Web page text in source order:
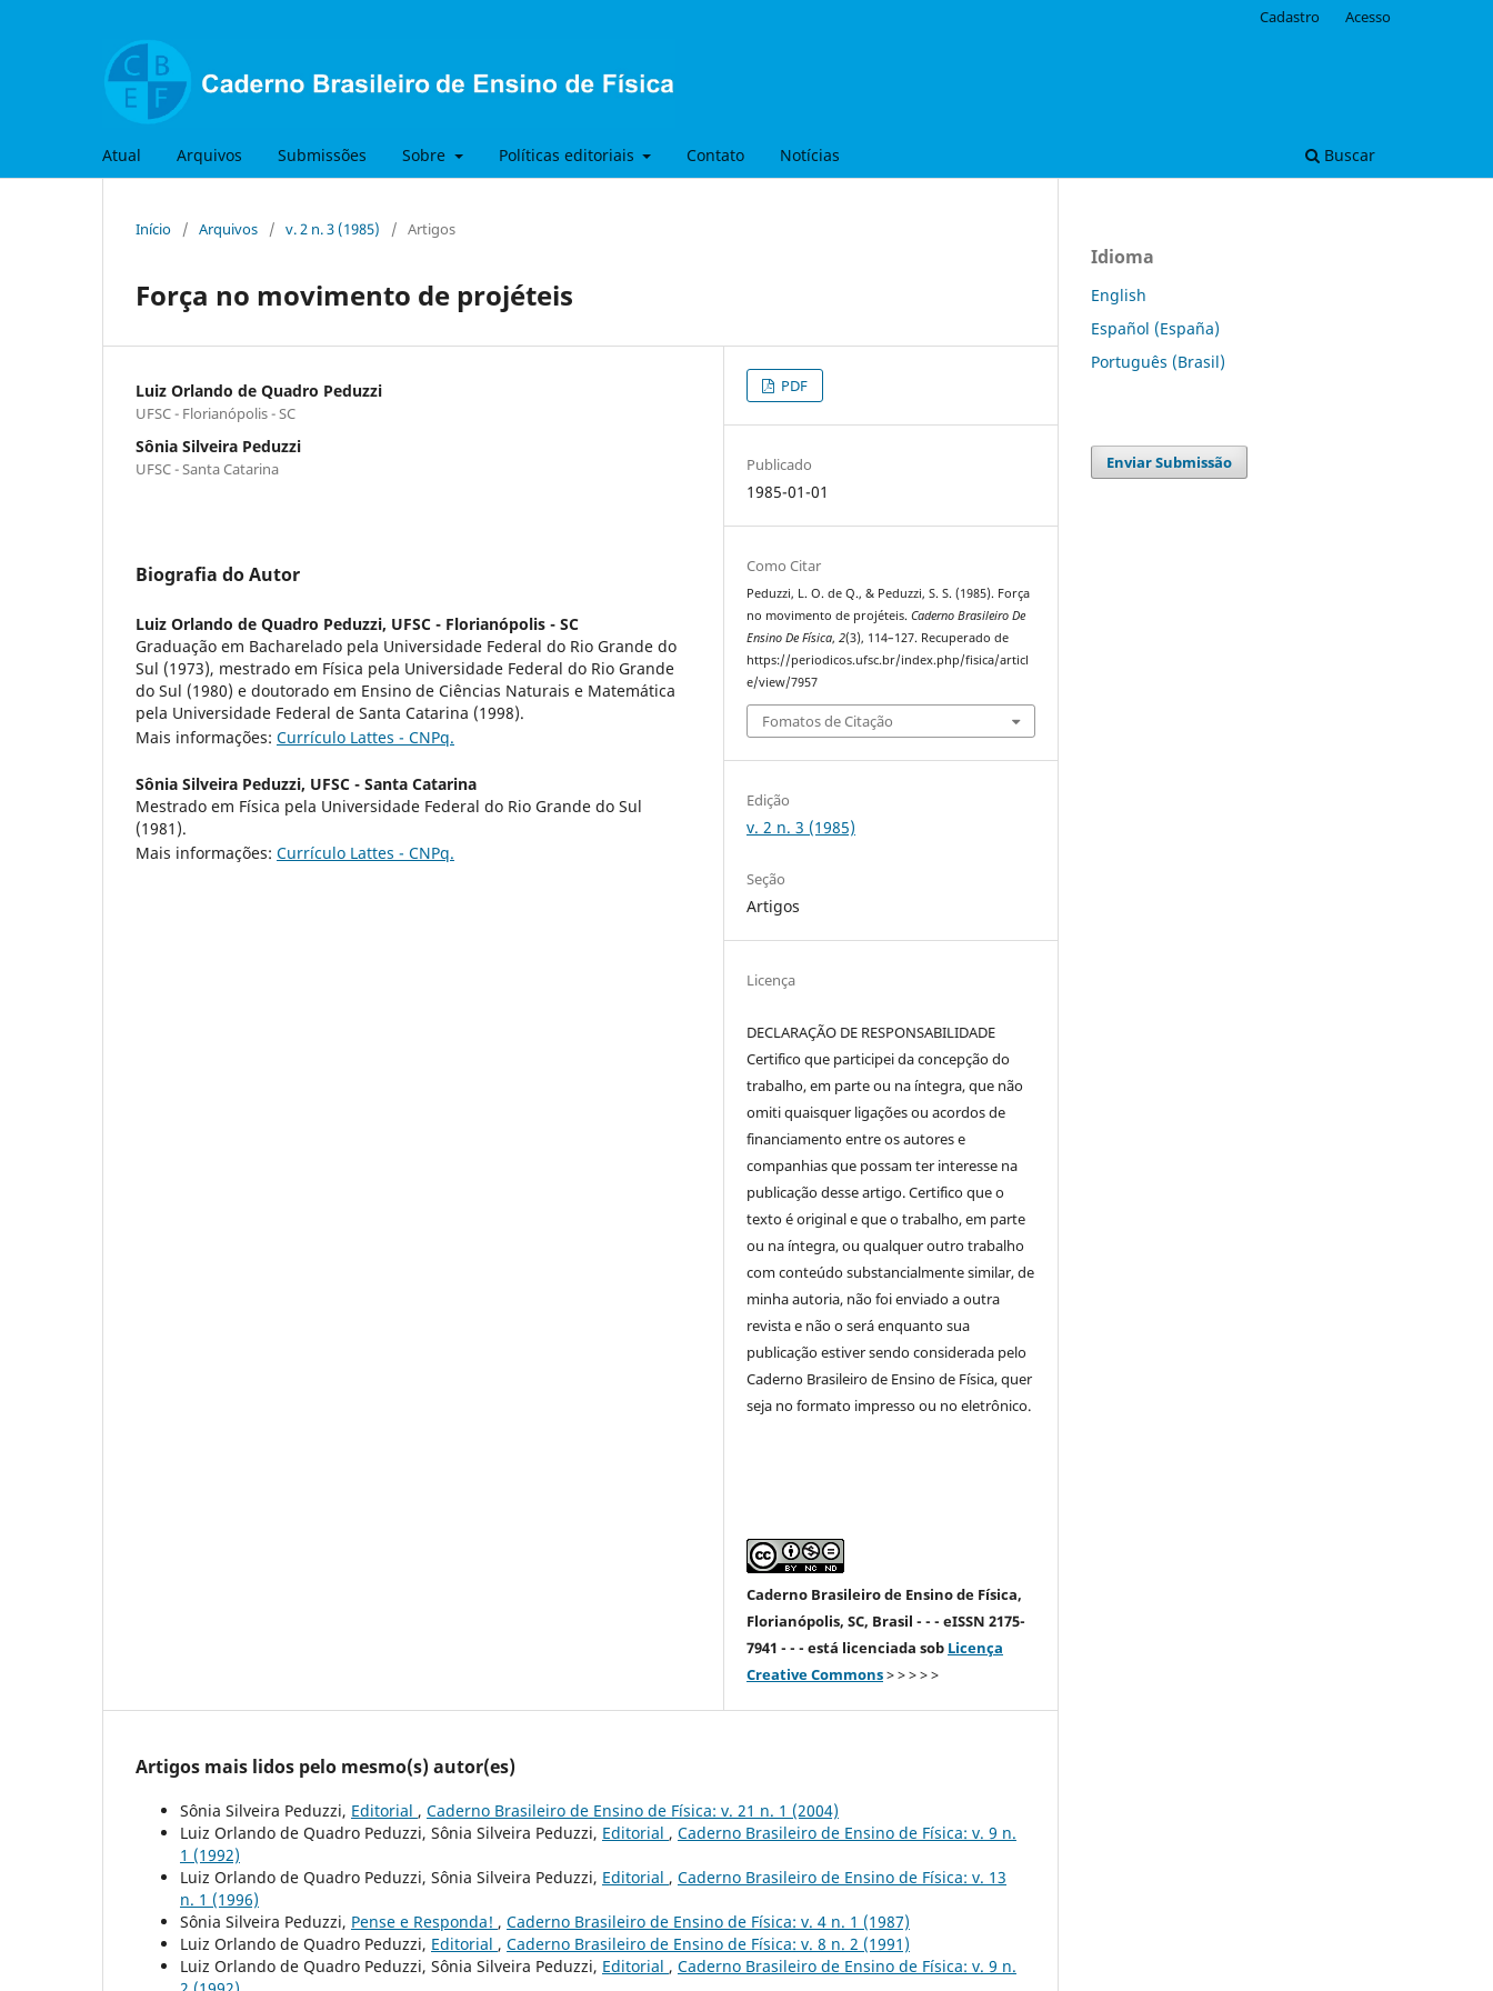
Atual Arquivos Submissões Sobre Políticas editoriais Contato Notícias Buscar
Cadastro Acesso
Início / Arquivos / v. 2 n. 3 (1985) / Artigos
Força no movimento de projéteis
Luiz Orlando de Quadro Peduzzi
UFSC - Florianópolis - SC
Sônia Silveira Peduzzi
UFSC - Santa Catarina
Biografia do Autor
Luiz Orlando de Quadro Peduzzi, UFSC - Florianópolis - SC
Graduação em Bacharelado pela Universidade Federal do Rio Grande do
Sul (1973), mestrado em Física pela Universidade Federal do Rio Grande
do Sul (1980) e doutorado em Ensino de Ciências Naturais e Matemática
pela Universidade Federal de Santa Catarina (1998).
Mais informações: Currículo Lattes - CNPq.
Sônia Silveira Peduzzi, UFSC - Santa Catarina
Mestrado em Física pela Universidade Federal do Rio Grande do Sul
(1981).
Mais informações: Currículo Lattes - CNPq.
PDF
Publicado
1985-01-01
Como Citar
Peduzzi, L. O. de Q., & Peduzzi, S. S. (1985). Força
no movimento de projéteis.Caderno Brasileiro De
Ensino De Física,2(3), 114–127. Recuperado de
https://periodicos.ufsc.br/index.php/fisica/articl
e/view/7957
Fomatos de Citação
Edição
v. 2 n. 3 (1985)
Seção
Artigos
Licença
DECLARAÇÃO DE RESPONSABILIDADE
Certifico que participei da concepção do
trabalho, em parte ou na íntegra, que não
omiti quaisquer ligações ou acordos de
financiamento entre os autores e
companhias que possam ter interesse na
publicação desse artigo. Certifico que o
texto é original e que o trabalho, em parte
ou na íntegra, ou qualquer outro trabalho
com conteúdo substancialmente similar, de
minha autoria, não foi enviado a outra
revista e não o será enquanto sua
publicação estiver sendo considerada pelo
Caderno Brasileiro de Ensino de Física, quer
seja no formato impresso ou no eletrônico.
Caderno Brasileiro de Ensino de Física,
Florianópolis, SC, Brasil - - - eISSN 2175-
7941 - - - está licenciada sob Licença
Creative Commons> > > > >
Artigos mais lidos pelo mesmo(s) autor(es)
Sônia Silveira Peduzzi, Editorial , Caderno Brasileiro de Ensino de Física: v. 21 n. 1 (2004)
Luiz Orlando de Quadro Peduzzi, Sônia Silveira Peduzzi, Editorial , Caderno Brasileiro de Ensino de Física: v. 9 n.
1 (1992)
Luiz Orlando de Quadro Peduzzi, Sônia Silveira Peduzzi, Editorial , Caderno Brasileiro de Ensino de Física: v. 13
n. 1 (1996)
Sônia Silveira Peduzzi, Pense e Responda! , Caderno Brasileiro de Ensino de Física: v. 4 n. 1 (1987)
Luiz Orlando de Quadro Peduzzi, Editorial , Caderno Brasileiro de Ensino de Física: v. 8 n. 2 (1991)
Luiz Orlando de Quadro Peduzzi, Sônia Silveira Peduzzi, Editorial , Caderno Brasileiro de Ensino de Física: v. 9 n.
Idioma
English
Español (España)
Português (Brasil)
Enviar Submissão